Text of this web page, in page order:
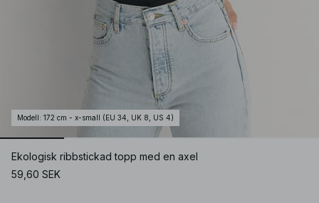
Modell : 172 cm - x-small (EU 34, UK 8, US 4)
Ekologisk ribbstickad topp med en axel
59,60 SEK